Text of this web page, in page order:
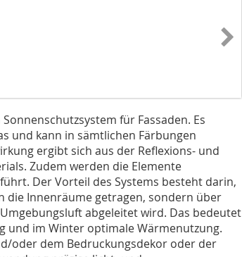
für Fassaden. Es
und kann in sämtlichen Färbungen
ergibt sich aus der Reflexions- und
Zudem werden die Elemente
Der Vorteil des Systems besteht darin,
die Innenräume getragen, sondern über
abgeleitet wird. Das bedeutet
und im Winter optimale Wärmenutzung.
oder dem Bedruckungsdekor oder der